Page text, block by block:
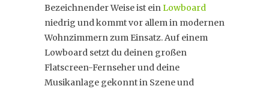
Bezeichnender Weise ist einLowboard
niedrig und kommt vor allem in modernen
Wohnzimmern zum Einsatz. Auf einem
Lowboard setzt du deinen großen
Flatscreen-Fernseher und deine
Musikanlage gekonnt in Szene und